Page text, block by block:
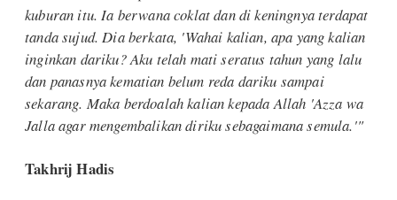
kuburan itu. Ia berwana coklat dan di keningnya terdapat
tanda sujud. Dia berkata, 'Wahai kalian, apa yang kalian
inginkan dariku? Aku telah mati seratus tahun yang lalu
dan panasnya kematian belum reda dariku sampai
sekarang. Maka berdoalah kalian kepada Allah 'Azza wa
Jalla agar mengembalikan diriku sebagaimana semula.'"
Takhrij Hadis